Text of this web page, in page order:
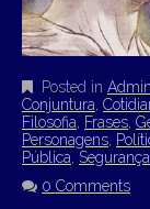
Posted in
Conjuntura
Filosofia
Frases
Personagens
Pública
0 Comments